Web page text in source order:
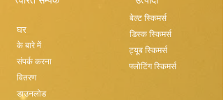
घर
के बारे में
संपर्क करना
वितरण
डाउनलोड
बेल्ट स्किमर्स
डिस्क स्किमर्स
ट्यूब स्किमर्स
फ्लोटिंग स्किमर्स